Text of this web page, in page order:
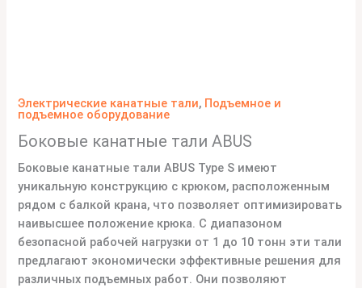
Электрические канатные тали, Подъемное и
подъемное оборудование
Боковые канатные тали ABUS
Боковые канатные тали ABUS Type S имеют
уникальную конструкцию с крюком, расположенным
рядом с балкой крана, что позволяет оптимизировать
наивысшее положение крюка. С диапазоном
безопасной рабочей нагрузки от 1 до 10 тонн эти тали
предлагают экономически эффективные решения для
различных подъемных работ. Они позволяют